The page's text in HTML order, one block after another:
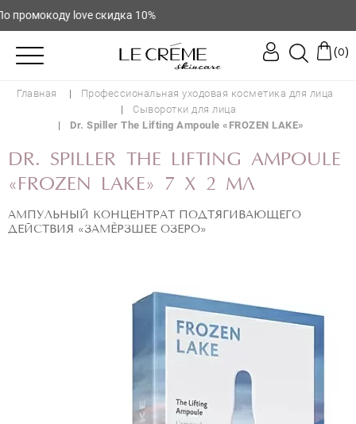
love скидка 10%
(0)
Главная
Профессиональная уходовая косметика для лица
Сыворотки для лица
Dr. Spiller The Lifting Ampoule «FROZEN LAKE»
DR. SPILLER THE LIFTING AMPOULE
«FROZEN LAKE» 7 X 2 МЛ
АМПУЛЬНЫЙ КОНЦЕНТРАТ ПОДТЯГИВАЮЩЕГО
ДЕЙСТВИЯ «ЗАМЁРЗШЕЕ ОЗЕРО»